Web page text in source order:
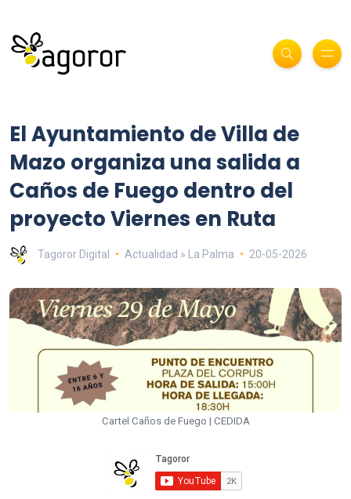
El Ayuntamiento de Villa de
Mazo organiza una salida a
Caños de Fuego dentro del
proyecto Viernes en Ruta
Tagoror Digital Actualidad » La Palma 20-05-2026
Cartel Caños de Fuego | CEDIDA